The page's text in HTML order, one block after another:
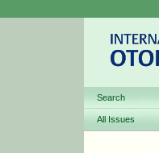
Search
All Issues